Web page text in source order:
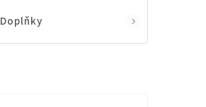
Doplňky